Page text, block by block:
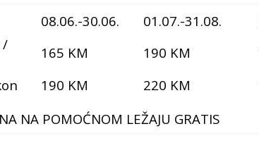
08.06.-30.06. 01.07.-31.08.
/
165 KM 190 KM
190 KM 220 KM
NA POMOĆNOM LEŽAJU GRATIS